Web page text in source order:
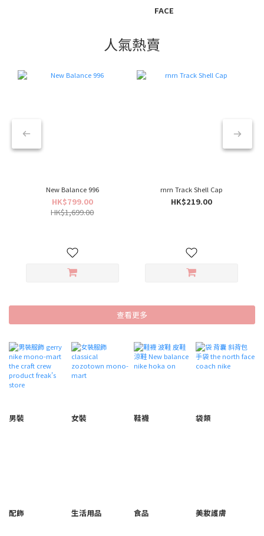
FACE
人氣熱賣
New Balance 996
HK$799.00
HK$1,699.00
rnrn Track Shell Cap
HK$219.00
查看更多
男裝 女裝 鞋襪 袋類
配飾 生活用品 食品 美妝護膚